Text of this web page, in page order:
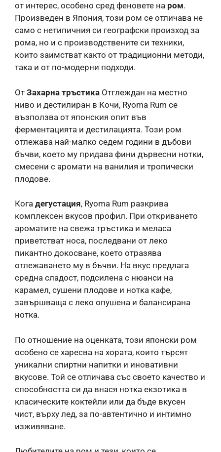
от интерес, особено сред феновете на ром.
Произведен в Япония, този ром се отличава не
само с нетипичния си географски произход за
рома, но и с производствените си техники,
които заимстват както от традиционни методи,
така и от по-модерни подходи.
От Захарна тръстика Отглеждан на местно
ниво и дестилиран в Кочи, Ryoma Rum се
възползва от японския опит във
ферментацията и дестилацията. Този ром
отлежава най-малко седем години в дъбови
бъчви, което му придава фини дървесни нотки,
смесени с аромати на ванилия и тропически
плодове.
Кога дегустация, Ryoma Rum разкрива
комплексен вкусов профил. При откриването
ароматите на свежа тръстика и меласа
приветстват носа, последвани от леко
пикантно докосване, което отразява
отлежаването му в бъчви. На вкус предлага
средна сладост, подсилена с нюанси на
карамел, сушени плодове и нотка кафе,
завършваща с леко опушена и балансирана
нотка.
По отношение на оценката, този японски ром
особено се харесва на хората, които търсят
уникални спиртни напитки и иновативни
вкусове. Той се отличава със своето качество и
способността си да внася нотка екзотика в
класическите коктейли или да бъде вкусен
чист, върху лед, за по-автентично и интимно
изживяване.